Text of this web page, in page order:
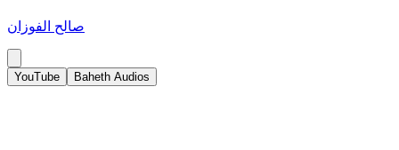
صالح الفوزان
YouTube Baheth Audios